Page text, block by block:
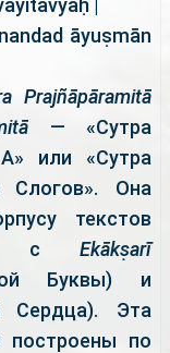
|
āyuṣmān
Prajñāpāramitā
— «Сутра
или «Сутра
Слогов». Она
текстов
с Ekākṣarī
Буквы) и
Эта
построены по